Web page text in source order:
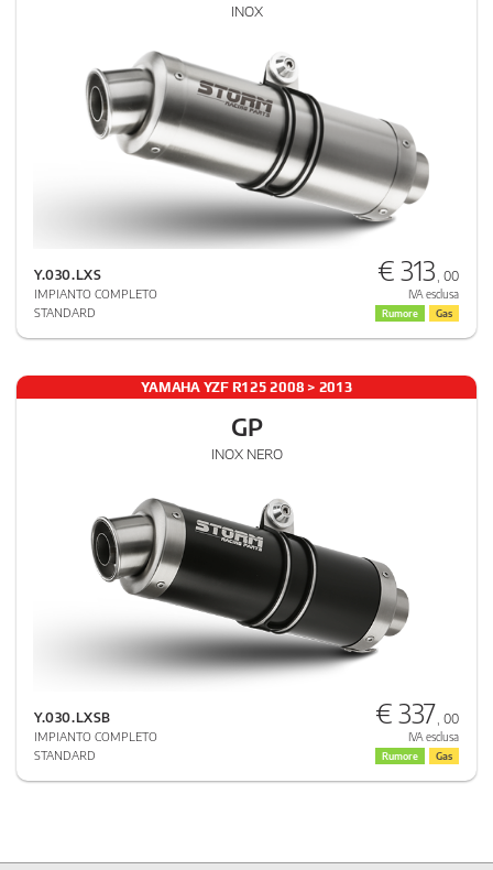
YAMAHA YZF R125 2008 > 2013
GP
INOX NERO
Y.030.LXSB
IMPIANTO COMPLETO
STANDARD
€ 337, 00
IVA esclusa
Rumore Gas
INOX
Y.030.LXS
IMPIANTO COMPLETO
STANDARD
€ 313 , 00
IVA esclusa
Rumore Gas